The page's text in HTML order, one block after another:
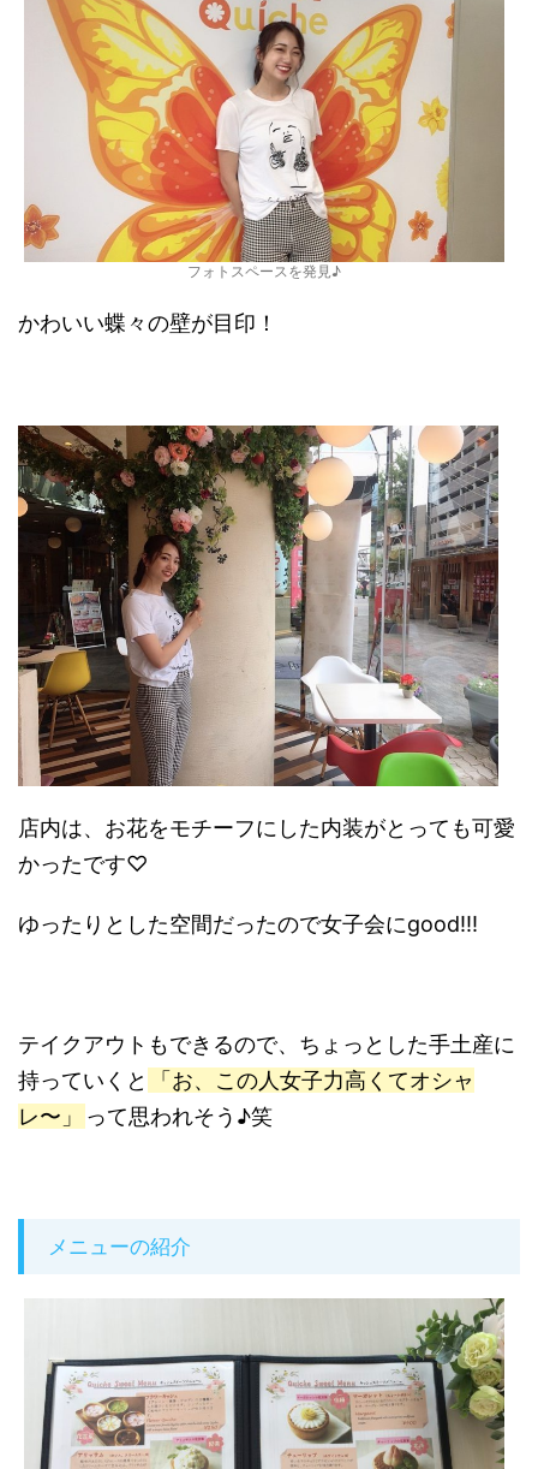
フォトスペースを発見♪
かわいい蝶々の壁が目印！
店内は、お花をモチーフにした内装がとっても可愛
かったです♡
ゆったりとした空間だったので女子会にgood!!!
テイクアウトもできるので、ちょっとした手土産に
持っていくと
「お、この人女子力高くてオシャ
レ〜」
って思われそう♪笑
メニューの紹介